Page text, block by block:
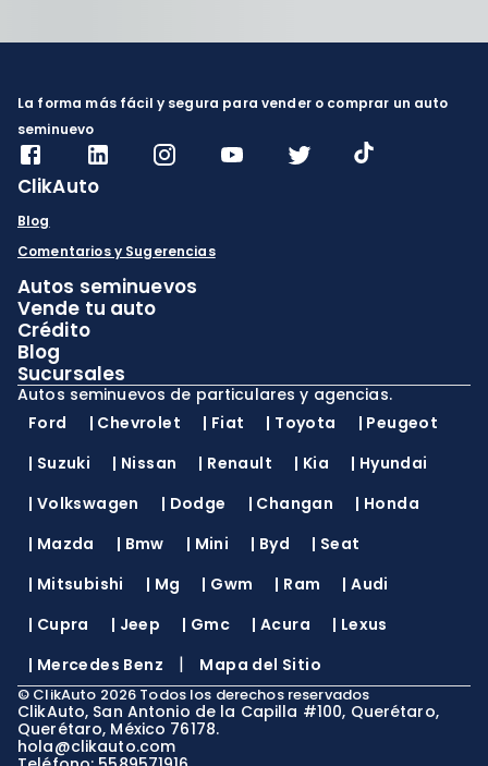
La forma más fácil y segura para vender o comprar un auto
seminuevo
ClikAuto
Blog
Comentarios y Sugerencias
Autos seminuevos
Vende tu auto
Crédito
Blog
Sucursales
Autos seminuevos de particulares y agencias.
Ford
| Chevrolet | Fiat | Toyota | Peugeot
| Suzuki | Nissan | Renault | Kia | Hyundai
| Volkswagen | Dodge | Changan | Honda
| Mazda | Bmw | Mini | Byd | Seat
| Mitsubishi | Mg | Gwm | Ram |Audi
| Cupra | Jeep | Gmc |Acura | Lexus
| Mercedes Benz | Mapa del Sitio
© ClikAuto 2026 Todos los derechos reservados
ClikAuto, San Antonio de la Capilla #100, Querétaro,
Querétaro, México 76178.
hola@clikauto.com